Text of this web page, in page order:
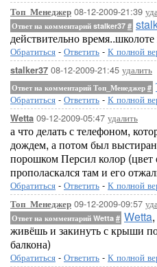
Топ_Менеджер 08-12-2009-21:39
Ответ на комментарий stalker37 #
действительно
Обратиться - Ответить - К полной
stalker37 08-12-2009-21:45 удалить
Ответ на комментарий Топ_Менеджер #
Обратиться - Ответить - К полной
Wetta 09-12-2009-05:47 удалить
а что делать с телефоном,
дождем, а потом был
порошком Персил колор (цвет
прополаскался там и его
Обратиться - Ответить - К полной
Топ_Менеджер 09-12-2009-09:57
Ответ на комментарий Wetta # Wetta
живёшь и закинуть с крыши
балкона)
Обратиться - Ответить - К полной